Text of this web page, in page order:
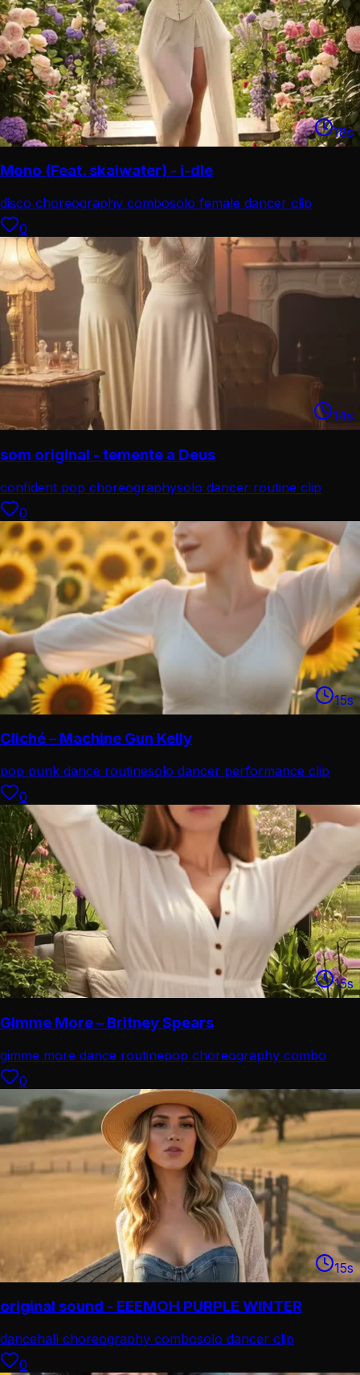
18s
Mono (Feat. skaiwater) - i-dle
disco choreography combosolo female dancer clip
0
14s
som original - temente a Deus
confident pop choreographysolo dancer routine clip
0
15s
Cliché – Machine Gun Kelly
pop punk dance routinesolo dancer performance clip
0
15s
Gimme More – Britney Spears
gimme more dance routinepop choreography combo
0
15s
original sound - EEEMOH PURPLE WINTER
dancehall choreography combosolo dancer clip
0